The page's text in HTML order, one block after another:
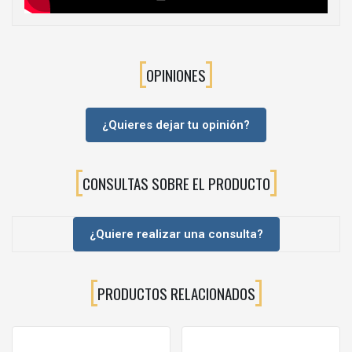
No, las guías se suministran por separado. Este producto
corresponde únicamente a las costillas laterales del cajón.
¿Es compatible con cierre amortiguado (soft-close)?
Sí, siempre que se combine con guías ocultas que incorporen
sistema de cierre suave.
Principalmente para muebles de cocina, baño y mobiliario general
donde se busque un cajón metálico moderno y resistente.
¿Es fácil de instalar?
Sí, está diseñado para un montaje rápido, facilitando el trabajo
tanto en fábrica como en instalación final.
Ofrece una excelente relación calidad-precio, con un diseño
moderno y una buena resistencia estructural, siendo una
OPINIONES
¿Quieres dejar tu opinión?
CONSULTAS SOBRE EL PRODUCTO
¿Quiere realizar una consulta?
PRODUCTOS RELACIONADOS